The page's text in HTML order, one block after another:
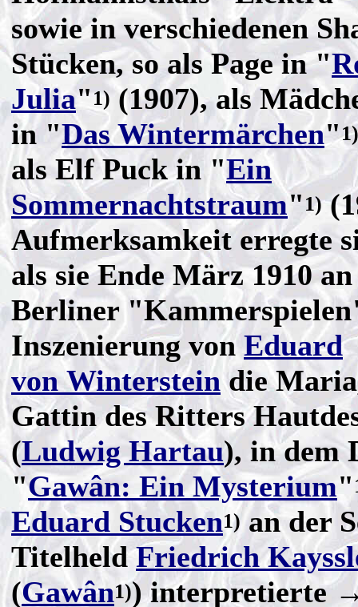
sowie in verschiedenen
Stücken, so als Page in "
Julia"1) (1907), als
in "Das Wintermärchen"1)
als Elf Puck in "Ein
Sommernachtstraum" 1)
Aufmerksamkeit erregte
als sie Ende März 1910
Berliner
Inszenierung vonEduard
von Wintersteindie
Gattin des Ritters
(Ludwig Hartau), in dem
"Gawân: Ein Mysterium"
Eduard Stucken1)an der
TitelheldFriedrich
(Gawân1)) interpretierte